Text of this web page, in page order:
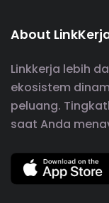
About
Linkkerja lebih
ekosistem
peluang.
saat Anda